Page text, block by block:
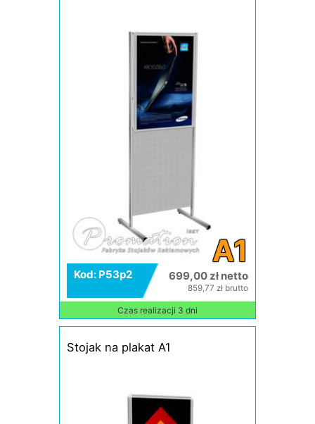
A1
Kod: P53p2 699,00 zł netto
859,77 zł brutto
Czas realizacji 3 dni
Stojak na plakat A1